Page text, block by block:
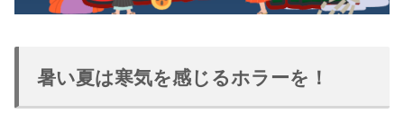
暑い夏は寒気を感じるホラーを！